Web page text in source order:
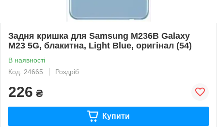
Задня кришка для Samsung M236B Galaxy
M23 5G, блакитна, Light Blue, оригінал (54)
В наявності
Код: 24665
Роздріб
226 ₴
Купити